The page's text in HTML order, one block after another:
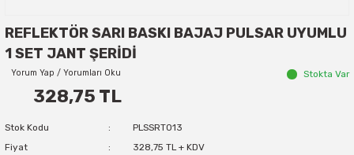
REFLEKTÖR SARI BASKI BAJAJ PULSAR UYUMLU
1 SET JANT ŞERİDİ
Yorum Yap / Yorumları Oku Stokta Var
328,75 TL
Stok Kodu
PLSSRT013
Fiyat
328,75 TL + KDV